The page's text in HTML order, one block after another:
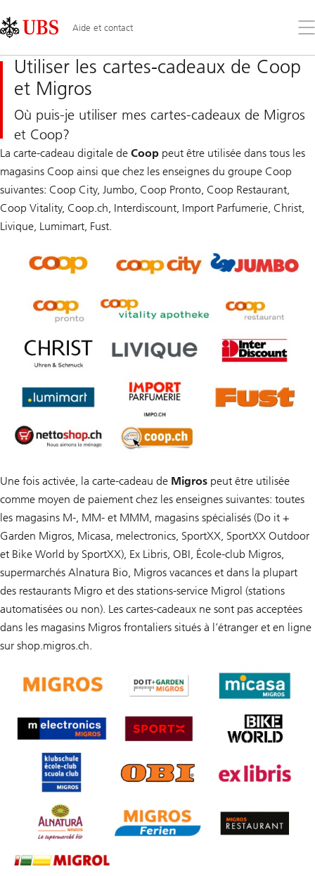
Links
Area
Aide et contact
le
Utiliser les cartes-cadeaux de Coop
et Migros
Où puis-je utiliser mes cartes-cadeaux de Migros
et Coop?
La carte-cadeau digitale de Coop peut être utilisée dans tous les
magasins Coop ainsi que chez les enseignes du groupe Coop
suivantes: Coop City, Jumbo, Coop Pronto, Coop Restaurant,
Coop Vitality, Coop.ch, Interdiscount, Import Parfumerie, Christ,
Livique, Lumimart, Fust.
Une fois activée, la carte-cadeau de Migros peut être utilisée
comme moyen de paiement chez les enseignes suivantes: toutes
les magasins M-, MM- et MMM, magasins spécialisés (Do it +
Garden Migros, Micasa, melectronics, SportXX, SportXX Outdoor
et Bike World by SportXX), Ex Libris, OBI, École-club Migros,
supermarchés Alnatura Bio, Migros vacances et dans la plupart
des restaurants Migro et des stations-service Migrol (stations
automatisées ou non). Les cartes-cadeaux ne sont pas acceptées
dans les magasins Migros frontaliers situés à l’étranger et en ligne
sur shop.migros.ch.